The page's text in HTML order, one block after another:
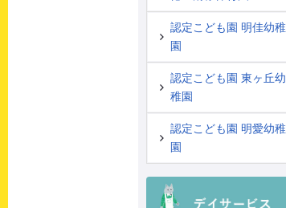
認定こども園 明佳幼稚
園
認定こども園 東ヶ丘幼
稚園
認定こども園 明愛幼稚
園